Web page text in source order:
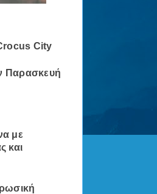
City
Παρασκευή
με
και